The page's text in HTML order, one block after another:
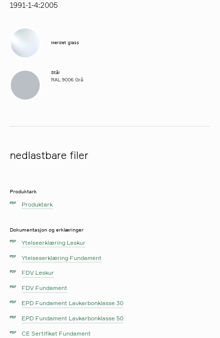
1991-1-4:2005
Herdet glass
Stål
RAL 9006 Grå
nedlastbare filer
Produktark
PDF Produktark
Dokumentasjon og erklæringer
PDF Ytelseerklæring Leskur
PDF Ytelseserklæring Fundament
PDF FDV Leskur
PDF FDV Fundament
PDF EPD Fundament Lavkarbonklasse 30
PDF EPD Fundament Lavkarbonklasse 50
PDF CE Sertifikat Fundament